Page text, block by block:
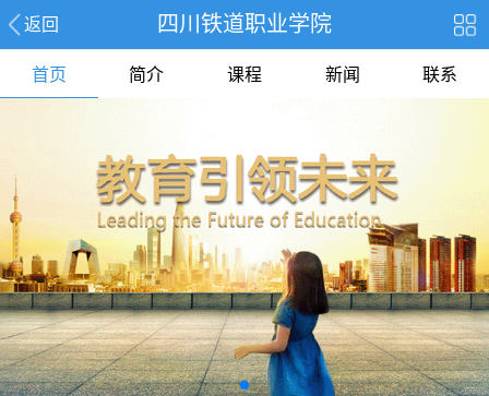
返回 四川铁道职业学院
首页 简介 课程 新闻 联系